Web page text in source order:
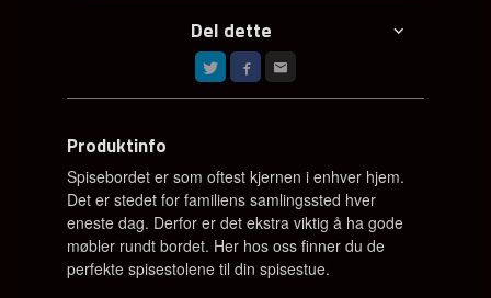
Del dette
Produktinfo
Spisebordet er som oftest kjernen i enhver hjem.
Det er stedet for familiens samlingssted hver
eneste dag. Derfor er det ekstra viktig å ha gode
møbler rundt bordet. Her hos oss finner du de
perfekte spisestolene til din spisestue.